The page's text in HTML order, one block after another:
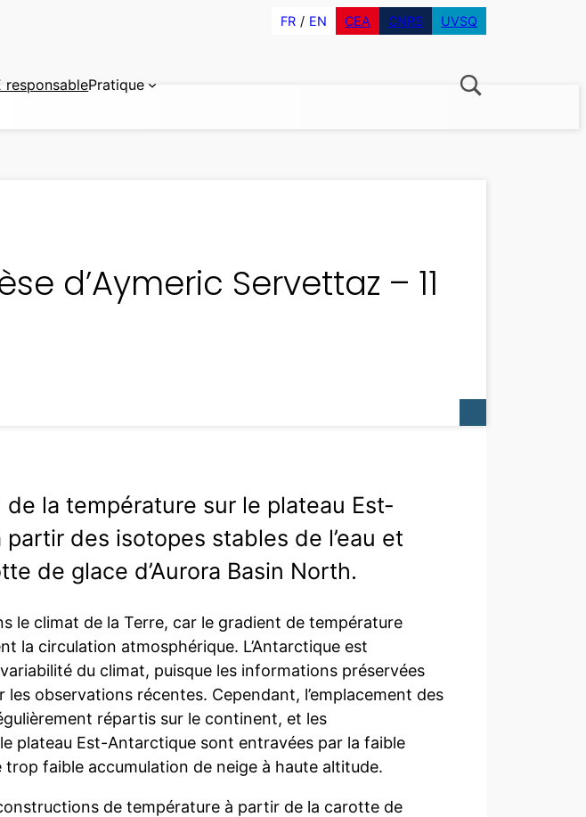
FR EN CEA CNRS UVSQ
responsablePratique
d’Aymeric Servettaz – 11
de la température sur le plateau Est-
des isotopes stables de l’eau et
de glace d’Aurora Basin North.
le climat de la Terre, car le gradient de température
la circulation atmosphérique. L’Antarctique est
du climat, puisque les informations préservées
observations récentes. Cependant, l’emplacement des
répartis sur le continent, et les
plateau Est-Antarctique sont entravées par la faible
trop faible accumulation de neige à haute altitude.
de température à partir de la carotte de